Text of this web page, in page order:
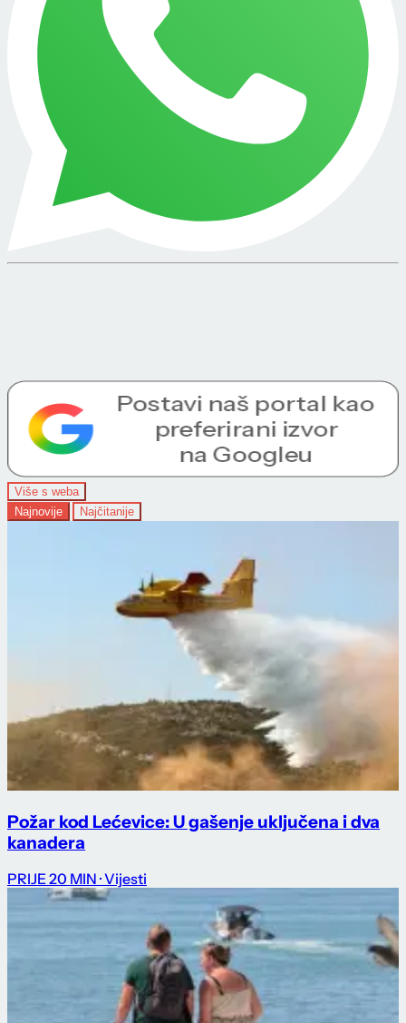
Više s weba
Najnovije
Najčitanije
Požar kod Lećevice: U gašenje uključena i dva
kanadera
PRIJE 20 MIN · Vijesti